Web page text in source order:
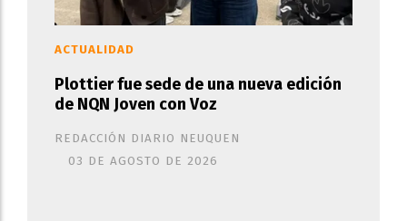
Plottier fue sede de una nueva edición
de NQN Joven con Voz
REDACCIÓN DIARIO NEUQUEN
ACTUALIDAD
03 DE AGOSTO DE 2026